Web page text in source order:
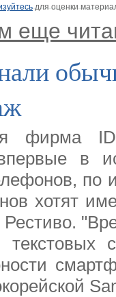
для оценки
еще
фирма
в
по
хотят
текстовых